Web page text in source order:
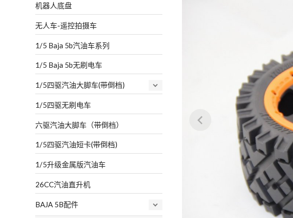
机器人底盘
无人车-遥控拍摄车
1/5 Baja 5b汽油车系列
1/5 Baja 5b无刷电车
1/5四驱汽油大脚车(带倒档)
1/5四驱无刷电车
六驱汽油大脚车（带倒档）
1/5四驱汽油短卡(带倒档)
1/5升级金属版汽油车
26CC汽油直升机
BAJA 5B配件